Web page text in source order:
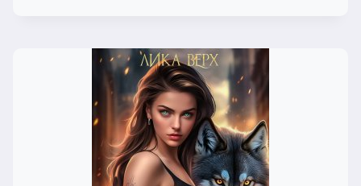
LILU)